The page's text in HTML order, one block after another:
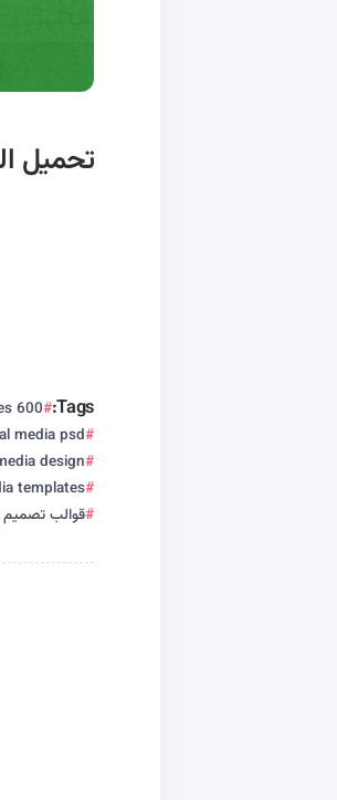
تحميل
Tags:
600 psd social media banner templates
media psd
design
templates
قوالب تصميم